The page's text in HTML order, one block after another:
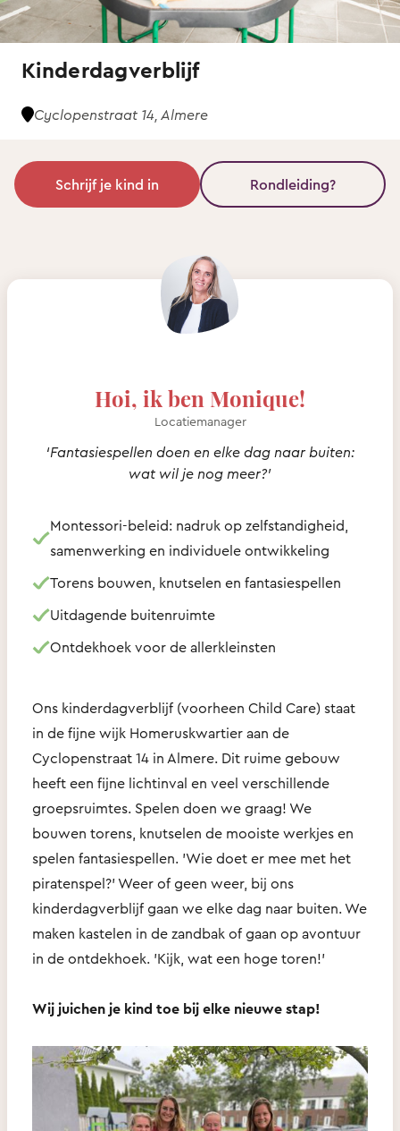
Kinderdagverblijf
Cyclopenstraat 14, Almere
Schrijf je kind in Rondleiding?
Hoi, ik ben Monique!
Locatiemanager
‘Fantasiespellen doen en elke dag naar buiten:
wat wil je nog meer?’
Montessori-beleid: nadruk op zelfstandigheid,
samenwerking en individuele ontwikkeling
Torens bouwen, knutselen en fantasiespellen
Uitdagende buitenruimte
Ontdekhoek voor de allerkleinsten
Ons kinderdagverblijf (voorheen Child Care) staat
in de fijne wijk Homeruskwartier aan de
Cyclopenstraat 14 in Almere. Dit ruime gebouw
heeft een fijne lichtinval en veel verschillende
groepsruimtes. Spelen doen we graag! We
bouwen torens, knutselen de mooiste werkjes en
spelen fantasiespellen. 'Wie doet er mee met het
piratenspel?' Weer of geen weer, bij ons
kinderdagverblijf gaan we elke dag naar buiten. We
maken kastelen in de zandbak of gaan op avontuur
in de ontdekhoek. 'Kijk, wat een hoge toren!'
Wij juichen je kind toe bij elke nieuwe stap!